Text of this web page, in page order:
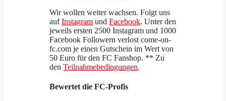
Wir wollen weiter wachsen. Folgt uns
aufInstagram und Facebook. Unter den
jeweils ersten 2500 Instagram und 1000
Facebook Followern verlost come-on-
fc.com je einen Gutschein im Wert von
50 Euro für den FC Fanshop. ** Zu
den Teilnahmebedingungen.
Bewertet die FC-Profis